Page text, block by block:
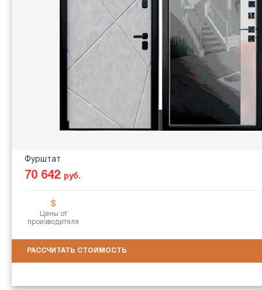
Фурштат
70 642 руб.
Цены от
производителя
РАССЧИТАТЬ СТОИМОСТЬ